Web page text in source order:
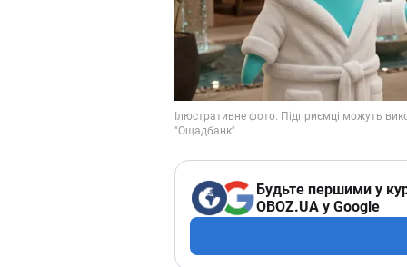
Будьте першими у
OBOZ.UA у Google